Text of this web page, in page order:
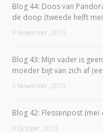
Blog 44: Doos van
de doop (tweede helft
9 November, 2013
Blog 43: Mijn vader is
moeder bijt van zich af
3 November, 2013
Blog 42: Flessenpost (mei
4 October, 2013